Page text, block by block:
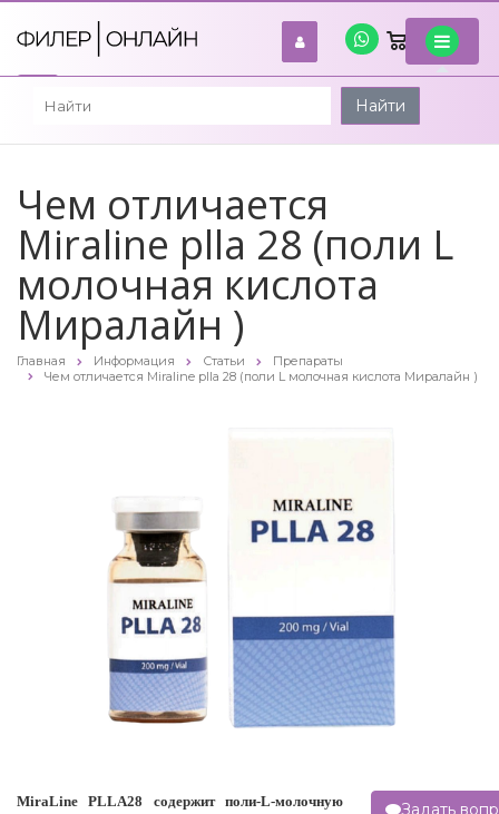
войти
Найти
Чем отличается
Miraline plla 28 (поли L
молочная кислота
Миралайн )
Главная Информация Статьи
Препараты
Чем отличается Miraline plla 28 (поли L молочная кислота Миралайн )
Задать
MiraLine PLLA28 содержит поли-L-молочную